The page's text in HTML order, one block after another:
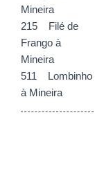
Mineira
215 Filé de
Frango à
Mineira
511 Lombinho
à Mineira